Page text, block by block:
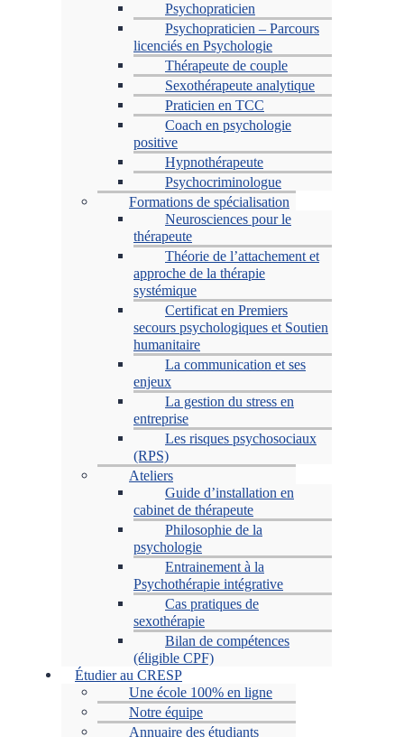
Psychopraticien
Psychopraticien – Parcours
licenciés en Psychologie
Thérapeute de couple
Sexothérapeute analytique
Praticien en TCC
Coach en psychologie
positive
Hypnothérapeute
Psychocriminologue
Formations de spécialisation
Neurosciences pour le
thérapeute
Théorie de l’attachement et
approche de la thérapie
systémique
Certificat en Premiers
secours psychologiques et Soutien
humanitaire
La communication et ses
enjeux
La gestion du stress en
entreprise
Les risques psychosociaux
(RPS)
Ateliers
Guide d’installation en
cabinet de thérapeute
Philosophie de la
psychologie
Entrainement à la
Psychothérapie intégrative
Cas pratiques de
sexothérapie
Bilan de compétences
(éligible CPF)
Étudier au CRESP
Une école 100% en ligne
Notre équipe
Annuaire des étudiants